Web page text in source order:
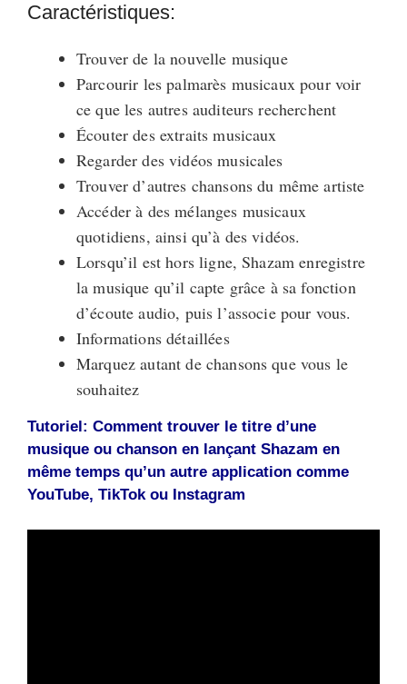
Caractéristiques:
Trouver de la nouvelle musique
Parcourir les palmarès musicaux pour voir
ce que les autres auditeurs recherchent
Écouter des extraits musicaux
Regarder des vidéos musicales
Trouver d’autres chansons du même artiste
Accéder à des mélanges musicaux
quotidiens, ainsi qu’à des vidéos.
Lorsqu’il est hors ligne, Shazam enregistre
la musique qu’il capte grâce à sa fonction
d’écoute audio, puis l’associe pour vous.
Informations détaillées
Marquez autant de chansons que vous le
souhaitez
Tutoriel: Comment trouver le titre d’une
musique ou chanson en lançant Shazam en
même temps qu’un autre application comme
YouTube, TikTok ou Instagram